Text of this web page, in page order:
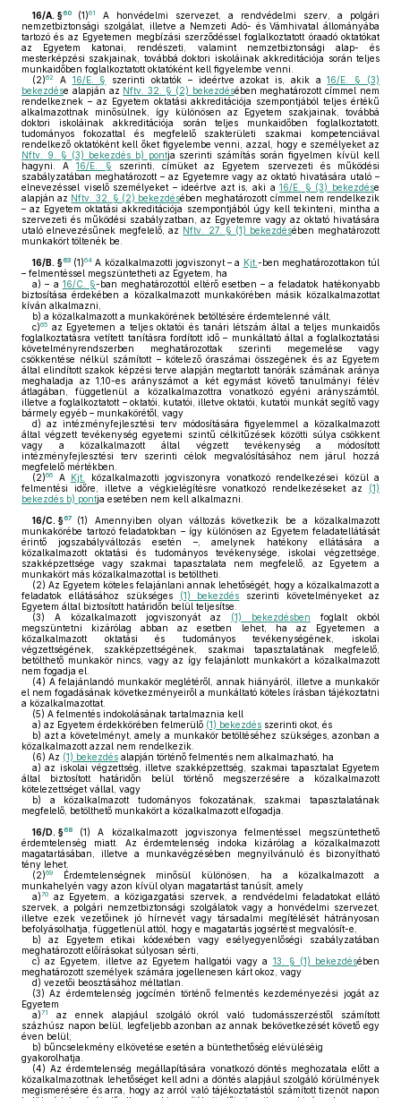
16/A. §60 (1)61
A honvédelmi szervezet, a rendvédelmi szerv, a polgári
nemzetbiztonsági szolgálat, illetve a Nemzeti Adó- és Vámhivatal állományába
tartozó és az Egyetemen megbízási szerződéssel foglalkoztatott óraadó oktatókat
az Egyetem katonai, rendészeti, valamint nemzetbiztonsági alap- és
mesterképzési szakjainak, továbbá doktori iskoláinak akkreditációja során teljes
munkaidőben foglalkoztatott oktatóként kell figyelembe venni.
(2)62 A 16/E. § szerinti oktatók – ideértve azokat is, akik a16/E. § (3)
bekezdése alapján az Nftv. 32. § (2) bekezdésében meghatározott címmel nem
rendelkeznek – az Egyetem oktatási akkreditációja szempontjából teljes értékű
alkalmazottnak minősülnek, így különösen az Egyetem szakjainak, továbbá
doktori iskoláinak akkreditációja során teljes munkaidőben foglalkoztatott,
tudományos fokozattal és megfelelő szakterületi szakmai kompetenciával
rendelkező oktatóként kell őket figyelembe venni, azzal, hogy e személyeket az
Nftv. 9. § (3) bekezdés b) pontja szerinti számítás során figyelmen kívül kell
hagyni. A16/E. § szerinti, címüket az Egyetem szervezeti és működési
szabályzatában meghatározott – az Egyetemre vagy az oktató hivatására utaló –
elnevezéssel viselő személyeket – ideértve azt is, aki a16/E. § (3) bekezdése
alapján az Nftv. 32. § (2) bekezdésében meghatározott címmel nem rendelkezik
– az Egyetem oktatási akkreditációja szempontjából úgy kell tekinteni, mintha a
szervezeti és működési szabályzatban, az Egyetemre vagy az oktató hivatására
utaló elnevezésűnek megfelelő, az Nftv. 27. § (1) bekezdésében meghatározott
munkakört töltenék be.
16/B. §63 (1)64 A közalkalmazotti jogviszonyt – a Kjt. -ben meghatározottakon túl
– felmentéssel megszüntetheti az Egyetem, ha
a) – a 16/C. §-ban meghatározottól eltérő esetben – a feladatok hatékonyabb
biztosítása érdekében a közalkalmazott munkakörében másik közalkalmazottat
kíván alkalmazni,
b) a közalkalmazott a munkakörének betöltésére érdemtelenné vált,
c)65 az Egyetemen a teljes oktatói és tanári létszám által a teljes munkaidős
foglalkoztatásra vetített tanításra fordított idő – munkáltató által a foglalkoztatási
követelményrendszerben meghatározottak szerinti megemelése vagy
csökkentése nélkül számított – kötelező óraszámai összegének és az Egyetem
által elindított szakok képzési terve alapján megtartott tanórák számának aránya
meghaladja az 1,10-es arányszámot a két egymást követő tanulmányi félév
átlagában, függetlenül a közalkalmazottra vonatkozó egyéni arányszámtól,
illetve a foglalkoztatott – oktatói, kutatói, illetve oktatói, kutatói munkát segítő vagy
bármely egyéb – munkakörétől, vagy
d) az intézményfejlesztési terv módosítására figyelemmel a közalkalmazott
által végzett tevékenység egyetemi szintű célkitűzések közötti súlya csökkent
vagy a közalkalmazott által végzett tevékenység a módosított
intézményfejlesztési terv szerinti célok megvalósításához nem járul hozzá
megfelelő mértékben.
(2)66 A Kjt.
közalkalmazotti jogviszonyra vonatkozó rendelkezései közül a
felmentési időre, illetve a végkielégítésre vonatkozó rendelkezéseket az (1)
bekezdés b) pontja esetében nem kell alkalmazni.
16/C. §67 (1)
Amennyiben olyan változás következik be a közalkalmazott
munkakörébe tartozó feladatokban – így különösen az Egyetem feladatellátását
érintő jogszabályváltozás esetén –, amelynek hatékony ellátására a
közalkalmazott oktatási és tudományos tevékenysége, iskolai végzettsége,
szakképzettsége vagy szakmai tapasztalata nem megfelelő, az Egyetem a
munkakört más közalkalmazottal is betöltheti.
(2) Az Egyetem köteles felajánlani annak lehetőségét, hogy a közalkalmazott a
feladatok ellátásához szükséges
(1) bekezdés szerinti követelményeket az
Egyetem által biztosított határidőn belül teljesítse.
(3) A közalkalmazott jogviszonyát az (1) bekezdésben foglalt okból
megszüntetni kizárólag abban az esetben lehet, ha az Egyetemen a
közalkalmazott oktatási és tudományos tevékenységének, iskolai
végzettségének, szakképzettségének, szakmai tapasztalatának megfelelő,
betölthető munkakör nincs, vagy az így felajánlott munkakört a közalkalmazott
nem fogadja el.
(4) A felajánlandó munkakör meglétéről, annak hiányáról, illetve a munkakör
el nem fogadásának következményeiről a munkáltató köteles írásban tájékoztatni
a közalkalmazottat.
(5) A felmentés indokolásának tartalmaznia kell
a) az Egyetem érdekkörében felmerülő (1) bekezdés szerinti okot, és
b) azt a követelményt, amely a munkakör betöltéséhez szükséges, azonban a
közalkalmazott azzal nem rendelkezik.
(6) Az (1) bekezdés alapján történő felmentés nem alkalmazható, ha
a) az iskolai végzettség, illetve szakképzettség, szakmai tapasztalat Egyetem
által biztosított határidőn belül történő megszerzésére a közalkalmazott
kötelezettséget vállal, vagy
b) a közalkalmazott tudományos fokozatának, szakmai tapasztalatának
megfelelő, betölthető munkakört a közalkalmazott elfogadja.
16/D. §68 (1) A közalkalmazott jogviszonya felmentéssel megszüntethető
érdemtelenség miatt. Az érdemtelenség indoka kizárólag a közalkalmazott
magatartásában, illetve a munkavégzésében megnyilvánuló és bizonyítható
tény lehet.
(2)69
Érdemtelenségnek minősül különösen, ha a közalkalmazott a
munkahelyén vagy azon kívül olyan magatartást tanúsít, amely
a)70
az Egyetem, a közigazgatási szervek, a rendvédelmi feladatokat ellátó
szervek, a polgári nemzetbiztonsági szolgálatok vagy a honvédelmi szervezet,
illetve ezek vezetőinek jó hírnevét vagy társadalmi megítélését hátrányosan
befolyásolhatja, függetlenül attól, hogy e magatartás jogsértést megvalósít-e,
b) az Egyetem etikai kódexében vagy esélyegyenlőségi szabályzatában
meghatározott előírásokat súlyosan sérti,
c) az Egyetem, illetve az Egyetem hallgatói vagy a 13. § (1) bekezdésében
meghatározott személyek számára jogellenesen kárt okoz, vagy
d) vezetői beosztásához méltatlan.
(3) Az érdemtelenség jogcímén történő felmentés kezdeményezési jogát az
Egyetem
a)71
az ennek alapjául szolgáló okról való tudomásszerzéstől számított
százhúsz napon belül, legfeljebb azonban az annak bekövetkezését követő egy
éven belül;
b) bűncselekmény elkövetése esetén a büntethetőség elévüléséig
gyakorolhatja.
(4) Az érdemtelenség megállapítására vonatkozó döntés meghozatala előtt a
közalkalmazottnak lehetőséget kell adni a döntés alapjául szolgáló körülmények
megismerésére és arra, hogy az arról való tájékoztatástól számított tizenöt napon